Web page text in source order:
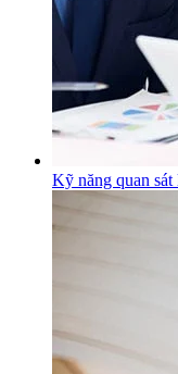
Kỹ năng quan sát